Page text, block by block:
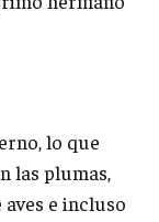
lo que
las plumas,
e incluso